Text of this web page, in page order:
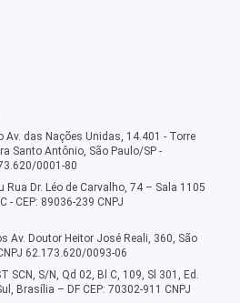
Av. das Nações Unidas, 14.401 - Torre
Santo Antônio, São Paulo/SP -
0001-80
Rua Dr. Léo de Carvalho, 74 – Sala 1105
- CEP: 89036-239 CNPJ
Av. Doutor Heitor José Reali, 360, São
62.173.620/0093-06
SCN, S/N, Qd 02, Bl C, 109, Sl 301, Ed.
Brasília – DF CEP: 70302-911 CNPJ